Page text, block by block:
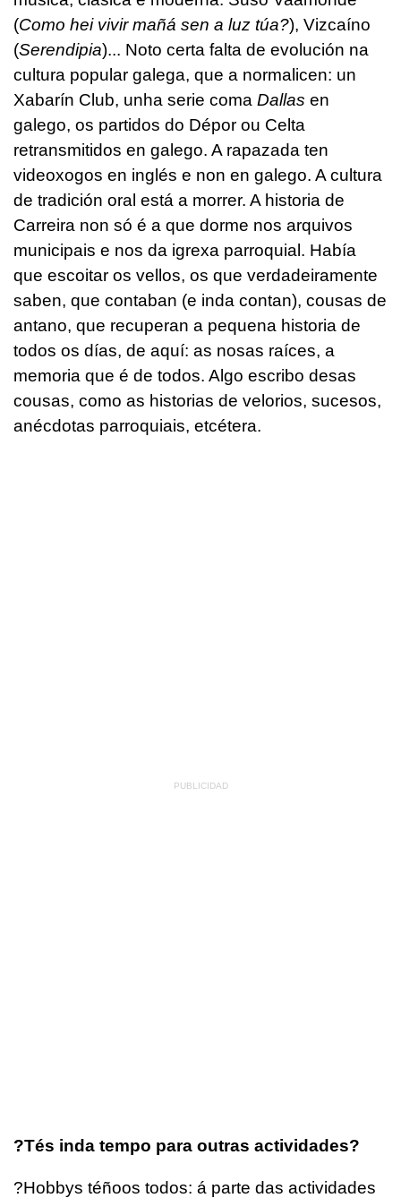
(Como hei vivir mañá sen a luz túa?), Vizcaíno
(Serendipia)... Noto certa falta de evolución na
cultura popular galega, que a normalicen: un
Xabarín Club, unha serie coma Dallas en
galego, os partidos do Dépor ou Celta
retransmitidos en galego. A rapazada ten
videoxogos en inglés e non en galego. A cultura
de tradición oral está a morrer. A historia de
Carreira non só é a que dorme nos arquivos
municipais e nos da igrexa parroquial. Había
que escoitar os vellos, os que verdadeiramente
saben, que contaban (e inda contan), cousas de
antano, que recuperan a pequena historia de
todos os días, de aquí: as nosas raíces, a
memoria que é de todos. Algo escribo desas
cousas, como as historias de velorios, sucesos,
anécdotas parroquiais, etcétera.
?Tés inda tempo para outras actividades?
?Hobbys téñoos todos: á parte das actividades